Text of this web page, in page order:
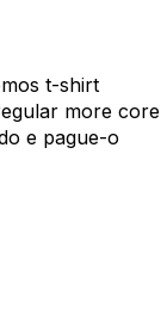
t-shirt
more core
e pague-o